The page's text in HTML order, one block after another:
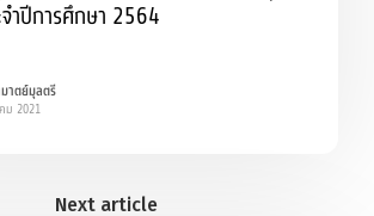
ำปีการศึกษา 2564
าตย์มุลตรี
ม 2021